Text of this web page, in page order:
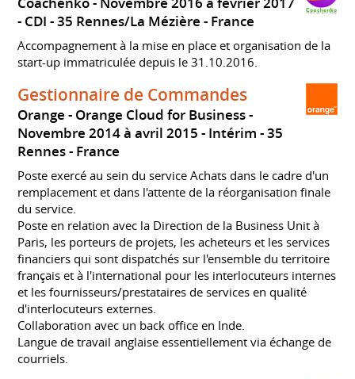
CDI
35 Rennes/La Mézière France
Accompagnement à la mise en place et organisation de la
start-up immatriculée depuis le 31.10.2016.
Gestionnaire de Commandes
Orange - Orange Cloud for Business
Novembre 2014 à avril 2015 Intérim
35
Rennes
France
Poste exercé au sein du service Achats dans le cadre d'un
remplacement et dans l'attente de la réorganisation finale
du service.
Poste en relation avec la Direction de la Business Unit à
Paris, les porteurs de projets, les acheteurs et les services
financiers qui sont dispatchés sur l'ensemble du territoire
français et à l'international pour les interlocuteurs internes
et les fournisseurs/prestataires de services en qualité
d'interlocuteurs externes.
Collaboration avec un back office en Inde.
Langue de travail anglaise essentiellement via échange de
courriels.